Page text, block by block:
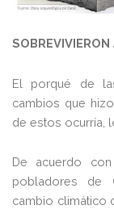
SOBREVIVIERON
El porqué de
cambios que
de estos ocurría,
De acuerdo
pobladores de
cambio climático